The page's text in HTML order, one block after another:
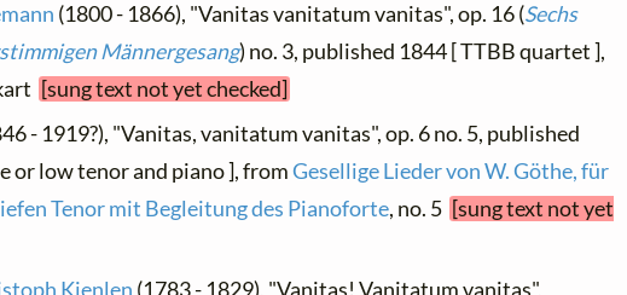
(1800 - 1866), "Vanitas vanitatum vanitas", op. 16 (Sechs
Männergesang) no. 3, published 1844 [ TTBB quartet ],
[sung text not yet checked]
- 1919?), "Vanitas, vanitatum vanitas", op. 6 no. 5, published
or low tenor and piano ], fromGesellige Lieder von W. Göthe, für
Tenor mit Begleitung des Pianoforte, no. 5 [sung text not yet
Kienlen (1783 - 1829), "Vanitas! Vanitatum vanitas",